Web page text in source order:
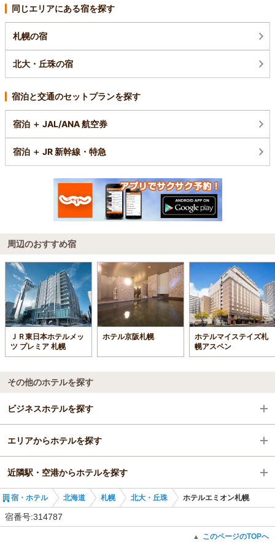
同じエリアにある宿を探す
札幌の宿
北大・丘珠の宿
宿泊と交通のセットプランを探す
宿泊 ＋ JAL/ANA 航空券
宿泊 ＋ JR 新幹線・特急
周辺のおすすめ宿
ＪＲ東日本ホテルメッ
ツ プレミア 札幌
ホテル京阪札幌
ホテルマイステイズ札
幌アスペン
その他のホテルを探す
ビジネスホテルを探す
北海道
札幌
北大・丘珠
エリアからホテルを探す
北海道
札幌
近隣駅・空港からホテルを探す
札幌駅
宿・ホテル 北海道 札幌 北大・丘珠 ホテルエミオン札幌
宿番号:314787
▲ このページのTOPへ